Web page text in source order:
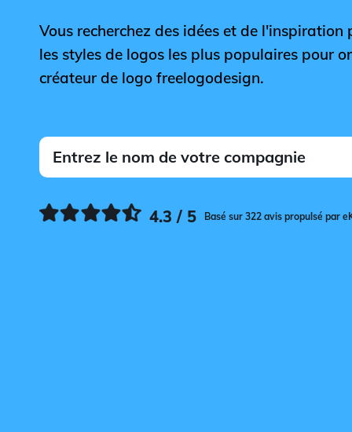
Vous recherchez des idées et de
les styles de logos les plus populaires pour
créateur de logo freelogodesign.
4.3 / 5 Basé sur 322 avis propulsé par